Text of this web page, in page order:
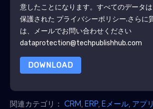
意したことになります。すべてのデータ
保護された プライバシーポリシー.さらに
は、メールでお問い合わせください
dataprotection@techpublishhub.com
DOWNLOAD
関連カテゴリ： CRM ERP Eメール アプ